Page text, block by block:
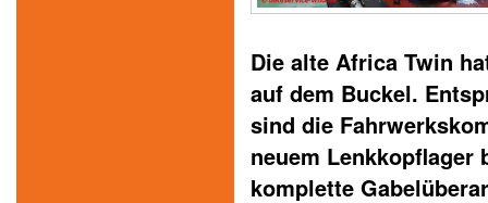
Die alte Africa Twin
auf dem Buckel.
sind die
neuem Lenkkopflager
komplette